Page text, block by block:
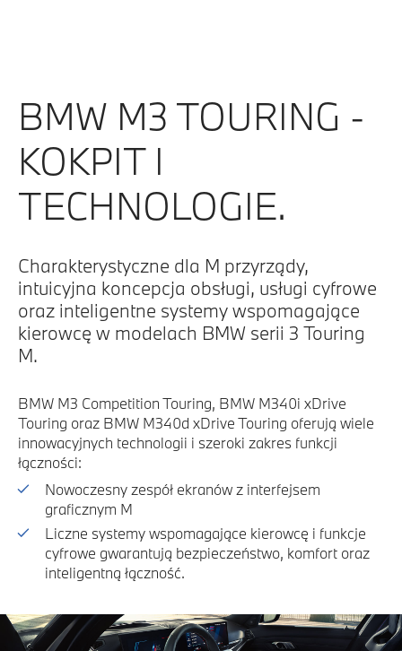
BMW M3 TOURING -
KOKPIT I
TECHNOLOGIE.
Charakterystyczne dla M przyrządy,
intuicyjna koncepcja obsługi, usługi cyfrowe
oraz inteligentne systemy wspomagające
kierowcę w modelach BMW serii 3 Touring
M.
BMW M3 Competition Touring, BMW M340i xDrive
Touring oraz BMW M340d xDrive Touring oferują wiele
innowacyjnych technologii i szeroki zakres funkcji
łączności:
Nowoczesny zespół ekranów z interfejsem
graficznym M
Liczne systemy wspomagające kierowcę i funkcje
cyfrowe gwarantują bezpieczeństwo, komfort oraz
inteligentną łączność.